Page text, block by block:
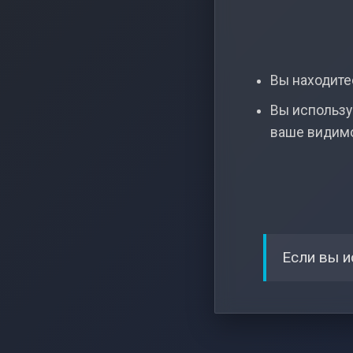
Вы
Вы
ваше
Если вы